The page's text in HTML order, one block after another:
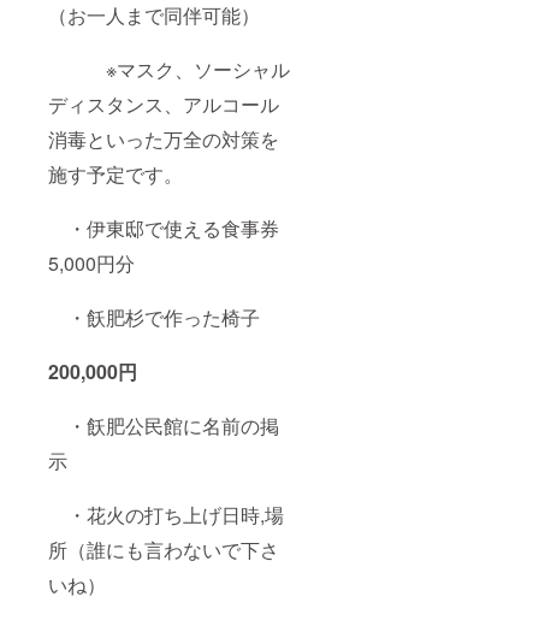
（お一人まで同伴可能）
※マスク、ソーシャル
ディスタンス、アルコール
消毒といった万全の対策を
施す予定です。
・伊東邸で使える食事券
5,000円分
・飫肥杉で作った椅子
200,000円
・飫肥公民館に名前の掲
示
・花火の打ち上げ日時,場
所（誰にも言わないで下さ
いね）